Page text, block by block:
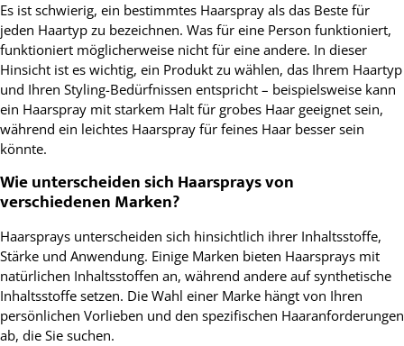
Es ist schwierig, ein bestimmtes Haarspray als das Beste für
jeden Haartyp zu bezeichnen. Was für eine Person funktioniert,
funktioniert möglicherweise nicht für eine andere. In dieser
Hinsicht ist es wichtig, ein Produkt zu wählen, das Ihrem Haartyp
und Ihren Styling-Bedürfnissen entspricht – beispielsweise kann
ein Haarspray mit starkem Halt für grobes Haar geeignet sein,
während ein leichtes Haarspray für feines Haar besser sein
könnte.
Wie unterscheiden sich Haarsprays von
verschiedenen Marken?
Haarsprays unterscheiden sich hinsichtlich ihrer Inhaltsstoffe,
Stärke und Anwendung. Einige Marken bieten Haarsprays mit
natürlichen Inhaltsstoffen an, während andere auf synthetische
Inhaltsstoffe setzen. Die Wahl einer Marke hängt von Ihren
persönlichen Vorlieben und den spezifischen Haaranforderungen
ab, die Sie suchen.